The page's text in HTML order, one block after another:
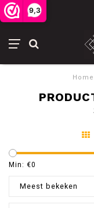
9,3
Home
Min: €0
Meest bekeken